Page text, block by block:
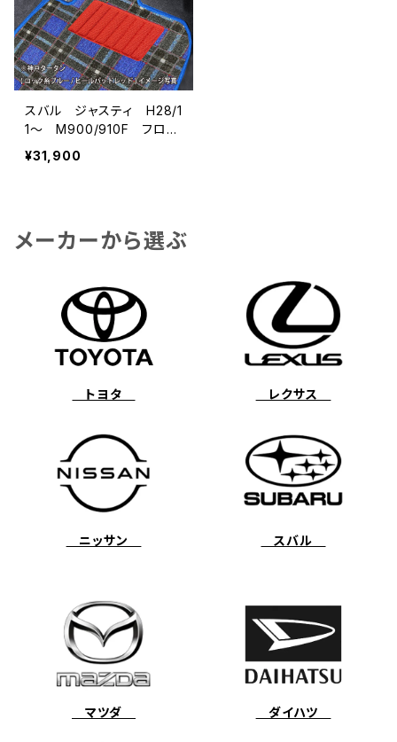
スバル ジャスティ H28/1
1〜 M900/910F フロア
マット一式 カーマット 神
戸タータン 特別受注生産
¥31,900
メーカーから選ぶ
トヨタ レクサス
ニッサン スバル
マツダ ダイハツ